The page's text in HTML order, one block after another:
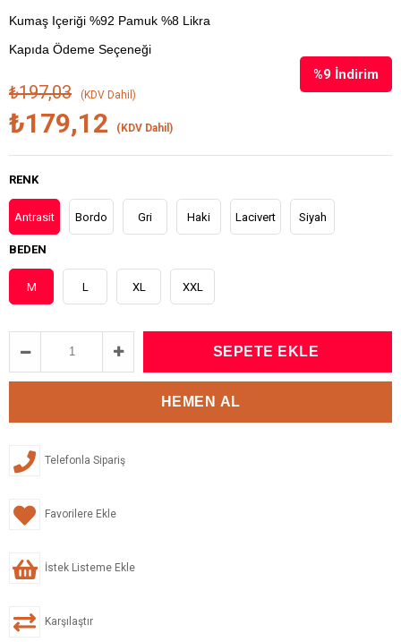
Kumaş Içeriği %92 Pamuk %8 Likra
Kapıda Ödeme Seçeneği
%9 İndirim
₺197,03 (KDV Dahil)
₺179,12 (KDV Dahil)
RENK
Antrasit Bordo Gri Haki Lacivert Siyah
BEDEN
M L XL XXL
Telefonla Sipariş
Favorilere Ekle
İstek Listeme Ekle
Karşılaştır